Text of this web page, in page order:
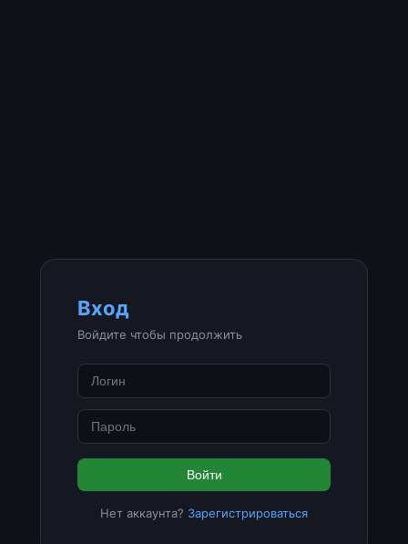
Вход
Войдите чтобы продолжить
Войти
Нет аккаунта? Зарегистрироваться